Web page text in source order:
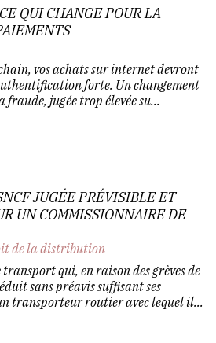
QUI CHANGE POUR LA
vos achats sur internet devront
forte. Un changement
jugée trop élevée su...
JUGÉE PRÉVISIBLE ET
UN COMMISSIONNAIRE DE
de la distribution
qui, en raison des grèves de
sans préavis suffisant ses
transporteur routier avec lequel il...